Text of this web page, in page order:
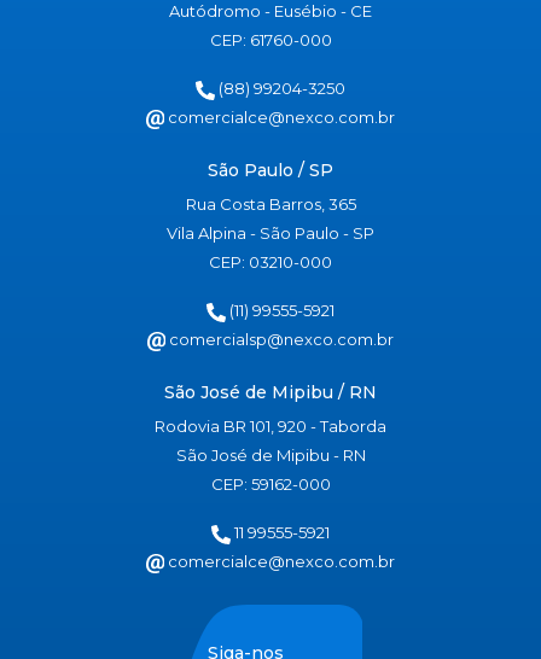
Autódromo - Eusébio - CE
CEP: 61760-000
(88) 99204-3250
comercialce@nexco.com.br
São Paulo / SP
Rua Costa Barros, 365
Vila Alpina - São Paulo - SP
CEP: 03210-000
(11) 99555-5921
comercialsp@nexco.com.br
São José de Mipibu / RN
Rodovia BR 101, 920 - Taborda
São José de Mipibu - RN
CEP: 59162-000
11 99555-5921
comercialce@nexco.com.br
Siga-nos